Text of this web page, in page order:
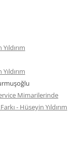
Mimarilerinde
- Hüseyin Yıldırım